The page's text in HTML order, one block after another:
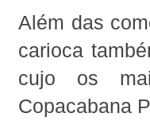
Além das
carioca
cujo os
Copacabana